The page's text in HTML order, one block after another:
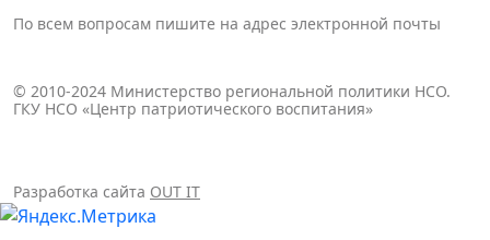
По всем вопросам пишите на адрес электронной почты
© 2010-2024 Министерство региональной политики НСО.
ГКУ НСО «Центр патриотического воспитания»
Разработка сайта OUT IT